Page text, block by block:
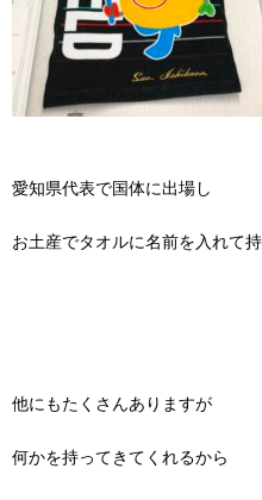
愛知県代表で国体に出場し
お土産でタオルに名前を入れて
他にもたくさんありますが
何かを持ってきてくれるから